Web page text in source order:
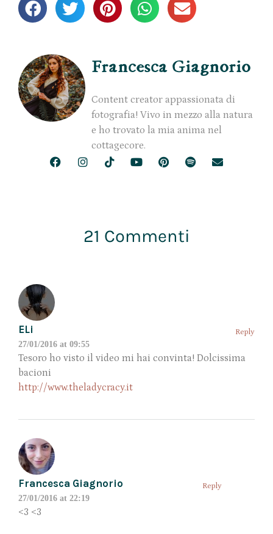
Francesca Giagnorio
Content creator appassionata di
fotografia! Vivo in mezzo alla natura
e ho trovato la mia anima nel
cottagecore.
21 Commenti
ELi
27/01/2016 at 09:55
Reply
Tesoro ho visto il video mi hai convinta! Dolcissima
bacioni
http://www.theladycracy.it
Francesca Giagnorio
27/01/2016 at 22:19
Reply
<3 <3